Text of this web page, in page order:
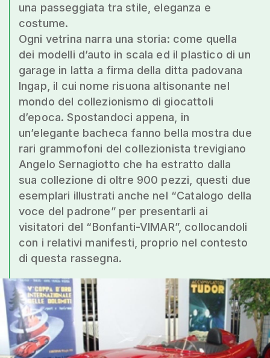
una passeggiata tra stile, eleganza e
costume.
Ogni vetrina narra una storia: come quella
dei modelli d’auto in scala ed il plastico di un
garage in latta a firma della ditta padovana
Ingap, il cui nome risuona altisonante nel
mondo del collezionismo di giocattoli
d’epoca. Spostandoci appena, in
un’elegante bacheca fanno bella mostra due
rari grammofoni del collezionista trevigiano
Angelo Sernagiotto che ha estratto dalla
sua collezione di oltre 900 pezzi, questi due
esemplari illustrati anche nel “Catalogo della
voce del padrone” per presentarli ai
visitatori del “Bonfanti-VIMAR”, collocandoli
con i relativi manifesti, proprio nel contesto
di questa rassegna.